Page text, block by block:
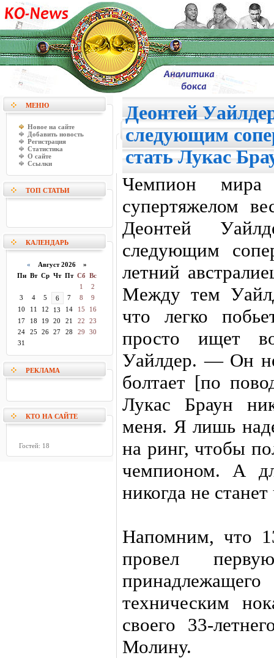
МЕНЮ
Новое на сайте
Добавить новость
Регистрация
Статистика
О сайте
Ссылки
ТОП СТАТЬИ
КАЛЕНДАРЬ
« Август 2026 »
Пн Вт Ср Чт Пт Сб Вс
1
2
3
4 5 6 7 8
9
10
11 12 13 14 15
16
17
18 19 20 21 22
23
24
25 26 27 28 29
30
31
РЕКЛАМА
КТО НА САЙТЕ
Гостей: 18
Деонтей
следующим
стать Лукас
Чемпион
супертяжелом
Деонтей
следующим
летний
Между тем
что легко
просто ищет
Уайлдер. — Он
болтает [по
Лукас Браун
меня. Я лишь
на ринг, чтобы
чемпионом. А
никогда не
Напомним, что
провел
техническим
своего 33-
Молину.